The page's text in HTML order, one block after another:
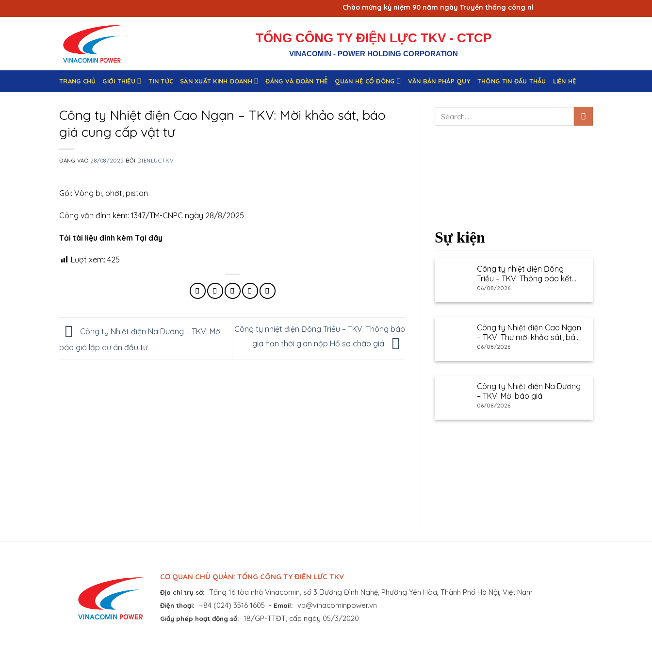
qua
Chào mừng kỷ niệm 90 năm ngày Truyền thống công nhân Vùng mỏ - Truyền thống ngành
TỔNG CÔNG TY ĐIỆN LỰC TKV - CTCP
VINACOMIN - POWER HOLDING CORPORATION
TRANG CHỦ GIỚI THIỆU TIN TỨC SẢN XUẤT KINH DOANH ĐẢNG VÀ ĐOÀN THỂ QUAN HỆ CỔ ĐÔNG VĂN BẢN PHÁP QUY THÔNG TIN ĐẤU THẦU LIÊN HỆ
Công ty Nhiệt điện Cao Ngạn – TKV: Mời khảo sát, báo
giá cung cấp vật tư
ĐĂNG VÀO 28/08/2025 BỞI DIENLUCTKV
Gói: Vòng bi, phớt, piston
Công văn đính kèm: 1347/TM-CNPC ngày 28/8/2025
Tải tài liệu đính kèm Tại đây
Lượt xem: 425
Công ty Nhiệt điện Na Dương – TKV: Mời
báo giá lập dự án đầu tư
Công ty nhiệt điện Đông Triều – TKV: Thông báo
gia hạn thời gian nộp Hồ sơ chào giá
Sự kiện
Công ty nhiệt điện Đông
Triều – TKV: Thông báo kết
quả lựa chọn nhà cung cấp
06/08/2026
Công ty Nhiệt điện Cao Ngạn
– TKV: Thư mời khảo sát, báo
giá
06/08/2026
Công ty Nhiệt điện Na Dương
– TKV: Mời báo giá
06/08/2026
CƠ QUAN CHỦ QUẢN: TỔNG CÔNG TY ĐIỆN LỰC TKV
Địa chỉ trụ sở: Tầng 16 tòa nhà Vinacomin, số 3 Dương Đình Nghệ, Phường Yên Hòa, Thành Phố Hà Nội, Việt Nam
Điện thoại: +84 (024) 3516 1605 - Email: vp@vinacominpower.vn
Giấy phép hoạt động số: 18/GP-TTĐT, cấp ngày 05/3/2020